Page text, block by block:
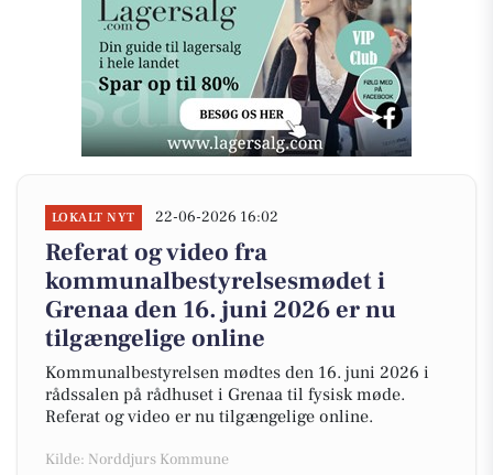
LOKALT NYT 22-06-2026 16:02
Referat og video fra
kommunalbestyrelsesmødet i
Grenaa den 16. juni 2026 er nu
tilgængelige online
Kommunalbestyrelsen mødtes den 16. juni 2026 i
rådssalen på rådhuset i Grenaa til fysisk møde.
Referat og video er nu tilgængelige online.
Kilde: Norddjurs Kommune